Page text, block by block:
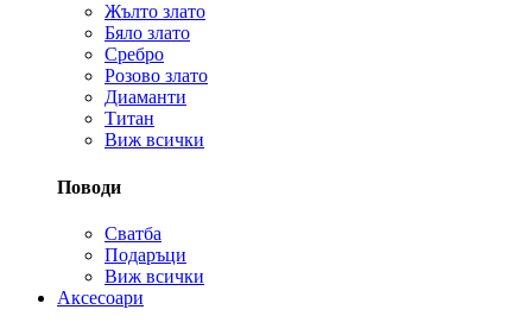
Жълто злато
Бяло злато
Сребро
Розово злато
Диаманти
Титан
Виж всички
Поводи
Сватба
Подаръци
Виж всички
Аксесоари